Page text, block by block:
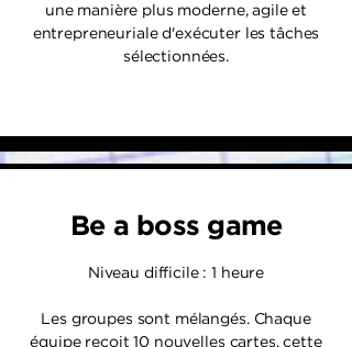
une manière plus moderne, agile et
entrepreneuriale d'exécuter les tâches
sélectionnées.
Be a boss game
Niveau difficile : 1 heure
Les groupes sont mélangés. Chaque
équipe reçoit 10 nouvelles cartes, cette